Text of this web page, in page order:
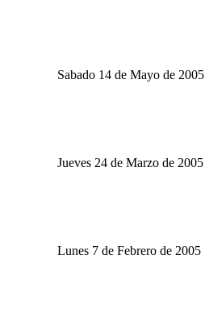
Sabado 14 de Mayo de 2005
Jueves 24 de Marzo de 2005
Lunes 7 de Febrero de 2005